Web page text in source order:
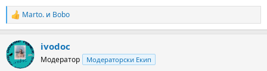
R
e
c
t
i
Marto. и Bobo
ivodoc
Модератор Модераторски Екип